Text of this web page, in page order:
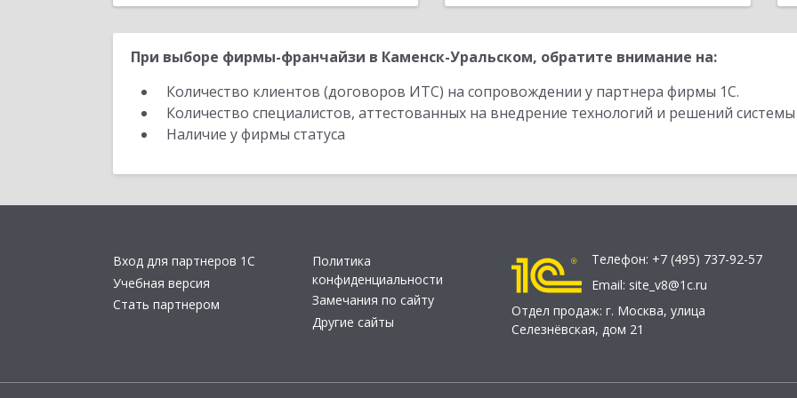
При выборе фирмы-франчайзи в Каменск-Уральском, обратите внимание на:
Количество клиентов (договоров ИТС) на сопровождении у партнера фирмы 1С.
Количество специалистов, аттестованных на внедрение технологий и решений
Наличие у фирмы статуса
Вход для партнеров 1С
Учебная версия
Стать партнером
Политика
конфиденциальности
Замечания по сайту
Другие сайты
Телефон: +7 (495) 737-92-57
Email: site_v8@1c.ru
Отдел продаж: г. Москва, улица
Селезнёвская, дом 21